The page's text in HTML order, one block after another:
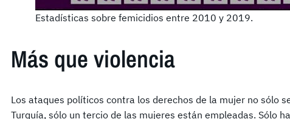
Estadísticas sobre femicidios entre 2010 y 2019.
Más que violencia
Los ataques políticos contra los derechos de la mujer no sólo
Turquía, sólo un tercio de las mujeres están empleadas. Sólo